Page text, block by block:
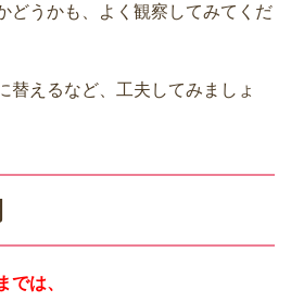
どうかも、よく観察してみてくだ
替えるなど、工夫してみましょ
では、